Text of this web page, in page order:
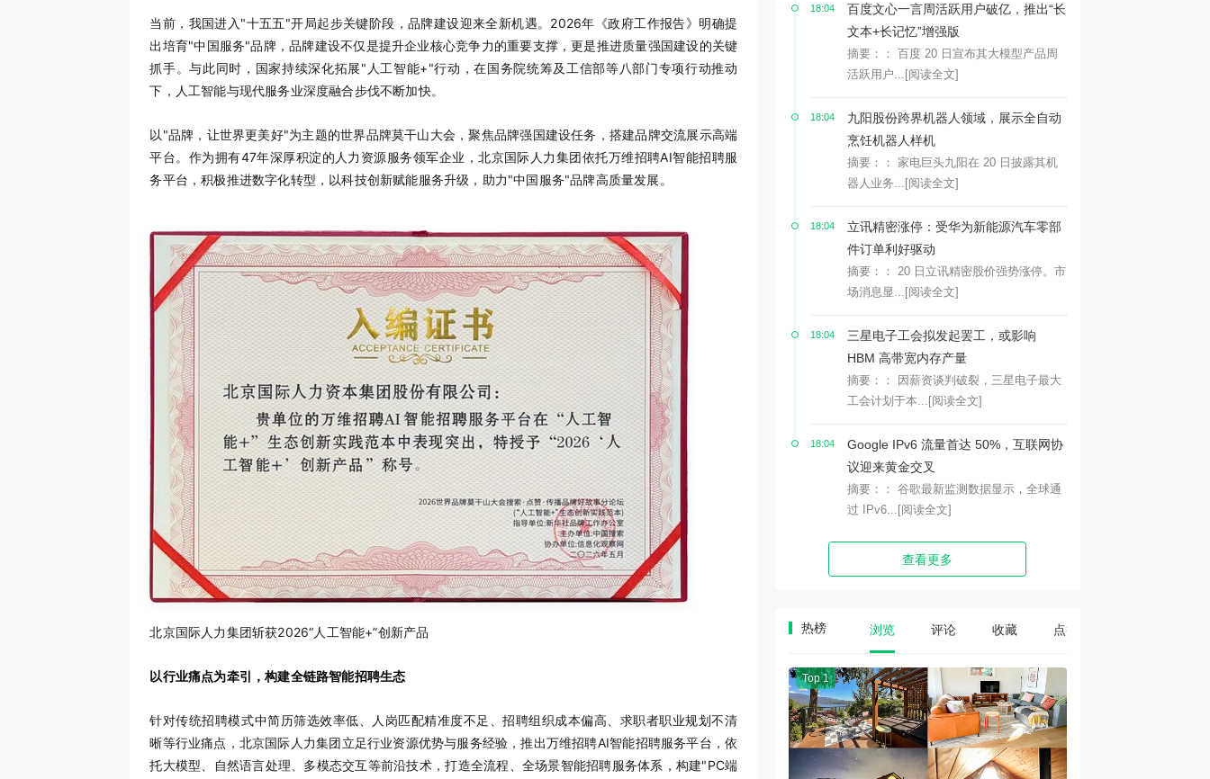
当前，我国进入"十五五"开局起步关键阶段，品牌建设迎来全新机遇。2026年《政府工作报告》明确提
出培育"中国服务"品牌，品牌建设不仅是提升企业核心竞争力的重要支撑，更是推进质量强国建设的关键
抓手。与此同时，国家持续深化拓展"人工智能+"行动，在国务院统筹及工信部等八部门专项行动推动
下，人工智能与现代服务业深度融合步伐不断加快。
以"品牌，让世界更美好"为主题的世界品牌莫干山大会，聚焦品牌强国建设任务，搭建品牌交流展示高端
平台。作为拥有47年深厚积淀的人力资源服务领军企业，北京国际人力集团依托万维招聘AI智能招聘服
务平台，积极推进数字化转型，以科技创新赋能服务升级，助力"中国服务"品牌高质量发展。
北京国际人力集团斩获2026“人工智能+”创新产品
以行业痛点为牵引，构建全链路智能招聘生态
针对传统招聘模式中简历筛选效率低、人岗匹配精准度不足、招聘组织成本偏高、求职者职业规划不清
晰等行业痛点，北京国际人力集团立足行业资源优势与服务经验，推出万维招聘AI智能招聘服务平台，依
托大模型、自然语言处理、多模态交互等前沿技术，打造全流程、全场景智能招聘服务体系，构建"PC端
18:04
百度文心一言周活跃用户破亿，推出“长
文本+长记忆”增强版
摘要：： 百度 20 日宣布其大模型产品周
活跃用户... [阅读全文]
18:04
九阳股份跨界机器人领域，展示全自动
烹饪机器人样机
摘要：： 家电巨头九阳在 20 日披露其机
器人业务... [阅读全文]
18:04
立讯精密涨停：受华为新能源汽车零部
件订单利好驱动
摘要：： 20 日立讯精密股价强势涨停。市
场消息显... [阅读全文]
18:04
三星电子工会拟发起罢工，或影响
HBM 高带宽内存产量
摘要：： 因薪资谈判破裂，三星电子最大
工会计划于本... [阅读全文]
18:04
Google IPv6 流量首达 50%，互联网协
议迎来黄金交叉
摘要：： 谷歌最新监测数据显示，全球通
过 IPv6... [阅读全文]
查看更多
热榜 浏览 评论 收藏 点赞
Top 1